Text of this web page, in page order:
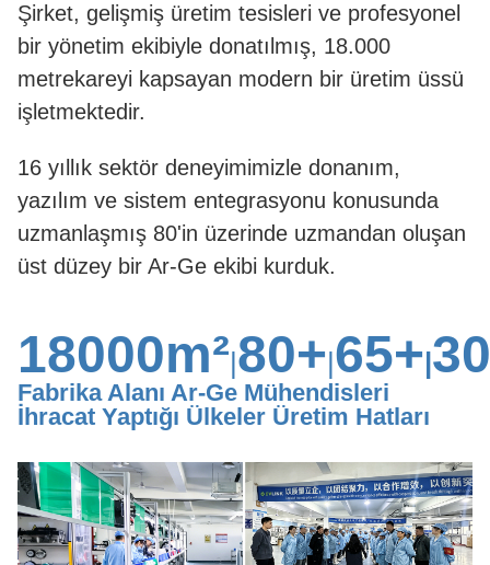
Şirket, gelişmiş üretim tesisleri ve profesyonel
bir yönetim ekibiyle donatılmış, 18.000
metrekareyi kapsayan modern bir üretim üssü
işletmektedir.
16 yıllık sektör deneyimimizle donanım,
yazılım ve sistem entegrasyonu konusunda
uzmanlaşmış 80'in üzerinde uzmandan oluşan
üst düzey bir Ar-Ge ekibi kurduk.
18000m²|80+|65+|
Fabrika Alanı Ar-Ge Mühendisleri
İhracat Yaptığı Ülkeler Üretim Hatları